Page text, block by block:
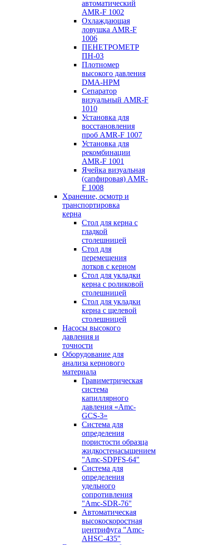
автоматический
AMR-F 1002
Охлаждающая
ловушка AMR-F
1006
ПЕНЕТРОМЕТР
ПН-03
Плотномер
высокого давления
DMA-HPM
Сепаратор
визуальный AMR-F
1010
Установка для
восстановления
проб AMR-F 1007
Установка для
рекомбинации
AMR-F 1001
Ячейка визуальная
(сапфировая) AMR-
F 1008
Хранение, осмотр и
транспортировка
керна
Стол для керна с
гладкой
столешницей
Стол для
перемещения
лотков с керном
Стол для укладки
керна с роликовой
столешницей
Стол для укладки
керна с щелевой
столешницей
Насосы высокого
давления и
точности
Оборудование для
анализа кернового
материала
Гравиметрическая
система
капиллярного
давления «Amc-
GCS-3»
Система для
определения
пористости образца
жидкостенасыщением
"Amc-SDPFS-64"
Система для
определения
удельного
сопротивления
"Amc-SDR-76"
Автоматическая
высокоскоростная
центрифуга "Amc-
AHSC-435"